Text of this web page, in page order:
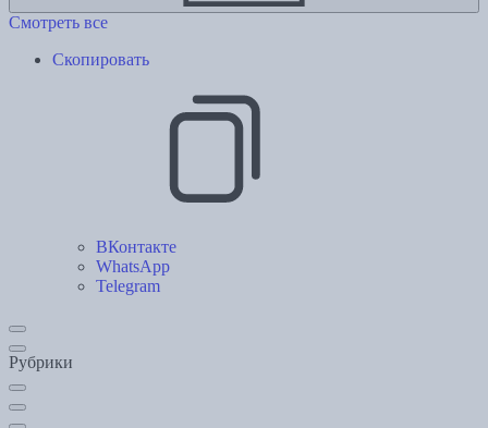
Смотреть все
Скопировать
ВКонтакте
WhatsApp
Telegram
Рубрики